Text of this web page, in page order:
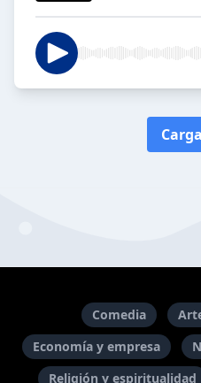
Comedia
Economía y empresa
Religión y espiritualidad